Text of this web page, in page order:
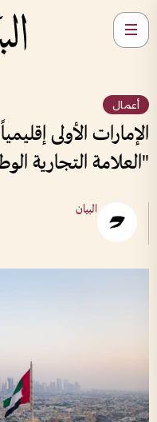
أعمال
"العلامة التجارية
البيان